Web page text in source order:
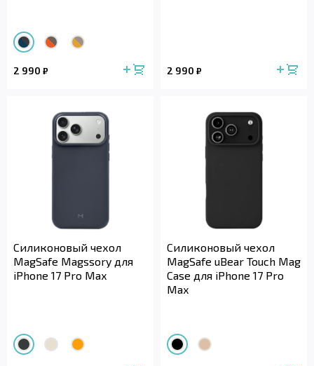
2 990 ₽ 2 990 ₽
Силиконовый чехол
MagSafe Magssory для
iPhone 17 Pro Max
Силиконовый чехол
MagSafe uBear Touch Mag
Case для iPhone 17 Pro
Max